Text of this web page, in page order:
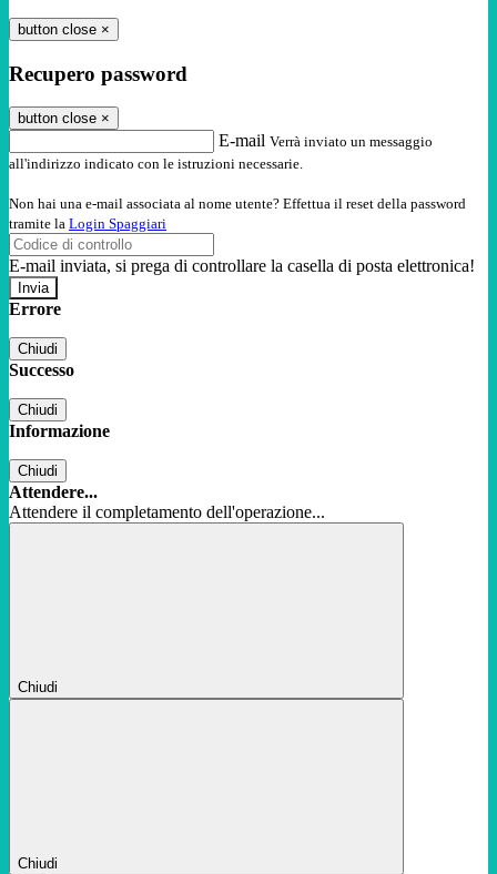
button close ×
Recupero password
button close ×
E-mail Verrà inviato un messaggio
all'indirizzo indicato con le istruzioni necessarie.
Non hai una e-mail associata al nome utente? Effettua il reset della password
tramite la Login Spaggiari
E-mail inviata, si prega di controllare la casella di posta elettronica!
Errore
Chiudi
Successo
Chiudi
Informazione
Chiudi
Attendere...
Attendere il completamento dell'operazione...
Chiudi
Chiudi